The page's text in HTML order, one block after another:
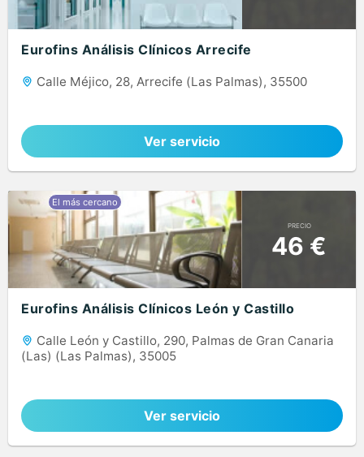
Eurofins Análisis Clínicos Arrecife
Calle Méjico, 28, Arrecife (Las Palmas), 35500
Ver servicio
PRECIO
46 €
Eurofins Análisis Clínicos León y Castillo
Calle León y Castillo, 290, Palmas de Gran Canaria
(Las) (Las Palmas), 35005
Ver servicio